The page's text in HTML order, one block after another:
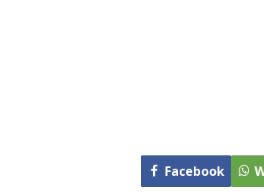
Facebook